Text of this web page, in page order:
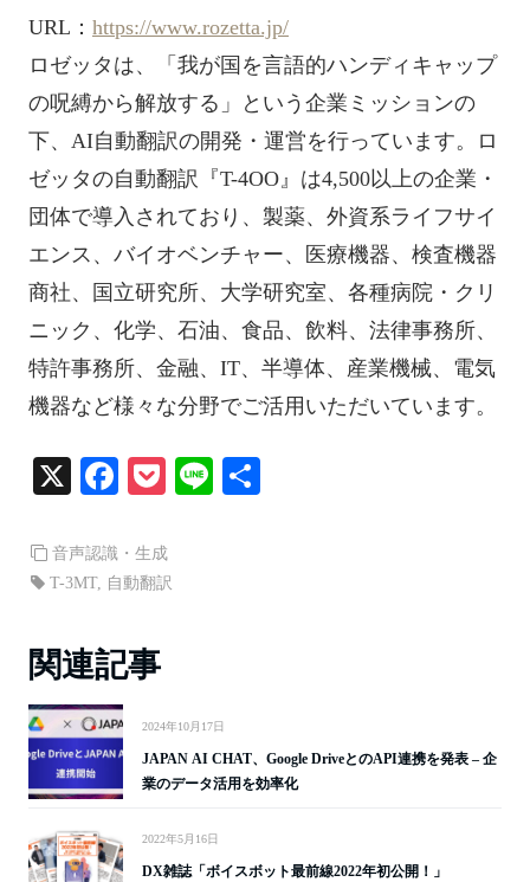
URL： https://www.rozetta.jp/
ロゼッタは、「我が国を言語的ハンディキャップ
の呪縛から解放する」という企業ミッションの
下、AI自動翻訳の開発・運営を行っています。ロ
ゼッタの自動翻訳『T-4OO』は4,500以上の企業・
団体で導入されており、製薬、外資系ライフサイ
エンス、バイオベンチャー、医療機器、検査機器
商社、国立研究所、大学研究室、各種病院・クリ
ニック、化学、石油、食品、飲料、法律事務所、
特許事務所、金融、IT、半導体、産業機械、電気
機器など様々な分野でご活用いただいています。
X
Fa
bo
ok
P
ke
t
Li
音声認識・生成
T-3MT, 自動翻訳
関連記事
2024年10月17日
JAPAN AI CHAT、Google DriveとのAPI連携を発表 – 企
業のデータ活用を効率化
2022年5月16日
DX雑誌「ボイスボット最前線2022年初公開！」